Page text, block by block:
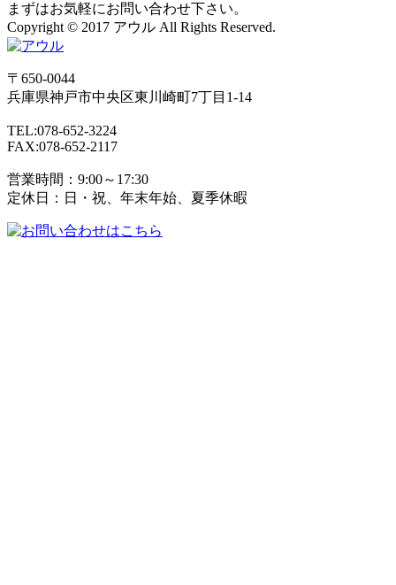
まずはお気軽にお問い合わせ下さい。
Copyright © 2017 アウル All Rights Reserved.
〒650-0044
兵庫県神戸市中央区東川崎町7丁目1-14
TEL:078-652-3224
FAX:078-652-2117
営業時間：9:00～17:30
定休日：日・祝、年末年始、夏季休暇